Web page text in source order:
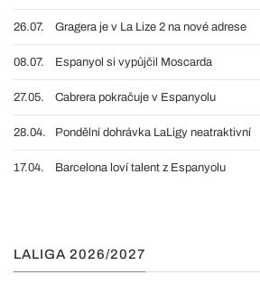
26.07. Gragera je v La Lize 2 na nové adrese
08.07. Espanyol si vypůjčil Moscarda
27.05. Cabrera pokračuje v Espanyolu
28.04. Pondělní dohrávka LaLigy neatraktivní
17.04. Barcelona loví talent z Espanyolu
LALIGA 2026/2027